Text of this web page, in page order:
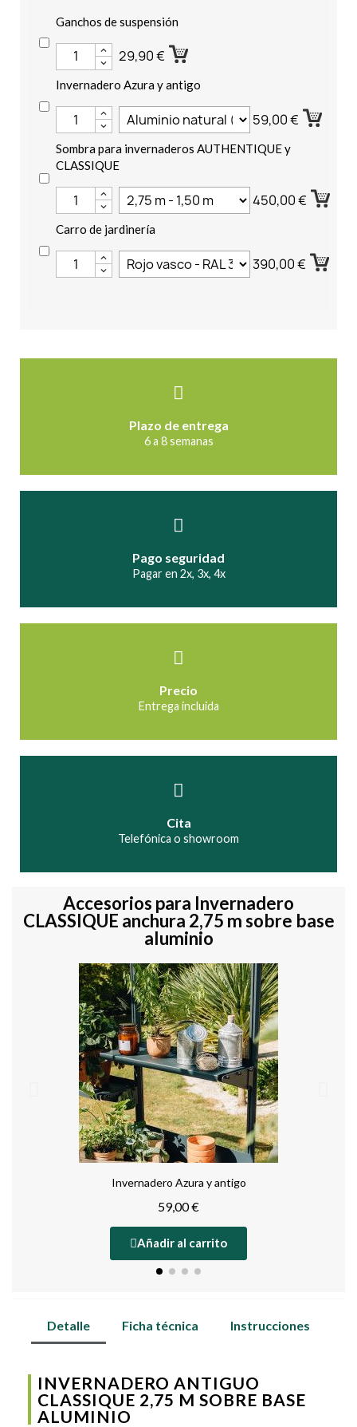
Ganchos de suspensión
29,90 €
Invernadero Azura y antigo
59,00 €
Sombra para invernaderos AUTHENTIQUE y
CLASSIQUE
450,00 €
Carro de jardinería
390,00 €
Plazo de entrega
6 a 8 semanas
Pago seguridad
Pagar en 2x, 3x, 4x
Precio
Entrega incluida
Cita
Telefónica o showroom
Accesorios para Invernadero
CLASSIQUE anchura 2,75 m sobre base
aluminio
Invernadero Azura y antigo
59,00 €
Añadir al carrito
Detalle Ficha técnica Instrucciones
INVERNADERO ANTIGUO
CLASSIQUE 2,75 M SOBRE BASE
ALUMINIO